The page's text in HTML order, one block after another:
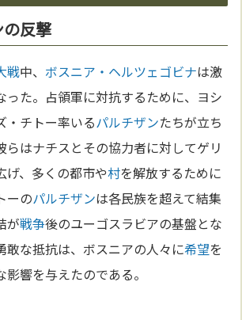
反撃
戦中、 ボスニア・ヘルツェゴビナは激
った。占領軍に対抗するために、ヨシ
・チトー率いるパルチザンたちが立ち
らはナチスとその協力者に対してゲリ
げ、多くの都市や村を解放するために
ーのパルチザンは各民族を超えて結集
が戦争後のユーゴスラビアの基盤とな
敢な抵抗は、ボスニアの人々に希望を
響を与えたのである。